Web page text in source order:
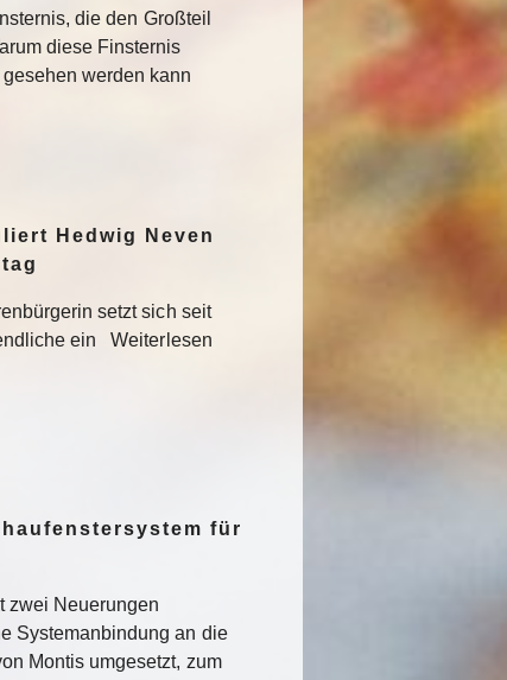
die den Großteil
diese Finsternis
werden kann
Hedwig Neven
setzt sich seit
ein Weiterlesen
für
zwei Neuerungen
Systemanbindung an die
Montis umgesetzt, zum